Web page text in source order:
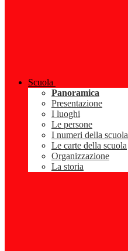
Scuola
Panoramica
Presentazione
I luoghi
Le persone
I numeri della scuola
Le carte della scuola
Organizzazione
La storia